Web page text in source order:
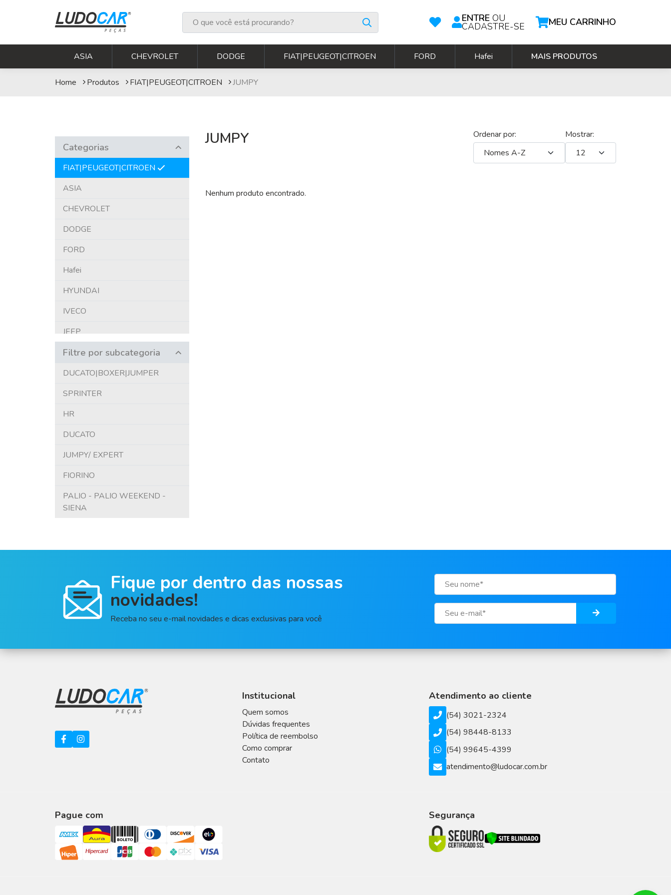
ENTREOU
CADASTRE-SE MEU CARRINHO
ASIA CHEVROLET DODGE FIAT|PEUGEOT|CITROEN FORD Hafei MAIS PRODUTOS
Home Produtos FIAT|PEUGEOT|CITROEN JUMPY
JUMPY
Categorias
ASIA
CHEVROLET
DODGE
FIAT|PEUGEOT|CITROEN
FORD
Hafei
HYUNDAI
IVECO
JEEP
KIA
LAND ROVER
MERCEDES-BENZ
MITSUBISHI
NISSAN
RENAULT
SSANGYONG
TROLLER
HAFEI
SUZUKI
Kia Motors
BMW
Chrysler
Mazda
Mini
Filtre por subcategoria
DUCATO|BOXER|JUMPER
SPRINTER
HR
DUCATO
JUMPY/ EXPERT
FIORINO
PALIO - PALIO WEEKEND -
SIENA
JUMPY Ordenar por: Mostrar:
Nenhum produto encontrado.
Fique por dentro das nossas
novidades!
Receba no seu e-mail novidades e dicas exclusivas para você
Institucional
Quem somos
Dúvidas frequentes
Política de reembolso
Como comprar
Contato
Atendimento ao cliente
(54) 3021-2324
(54) 98448-8133
(54) 99645-4399
atendimento@ludocar.com.br
Pague com Segurança